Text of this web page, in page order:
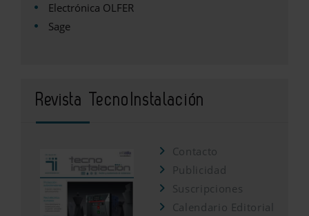
Electrónica OLFER
Sage
Revista TecnoInstalación
Contacto
Publicidad
Suscripciones
Calendario Editorial